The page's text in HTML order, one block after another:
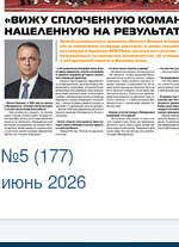
№5 (177)
июнь 2026